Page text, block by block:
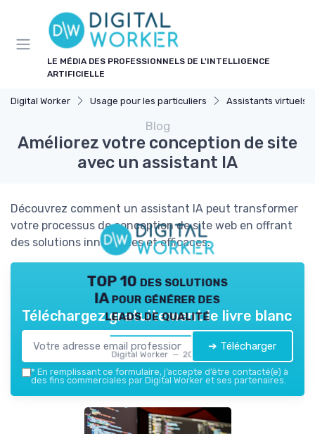
LE MÉDIA DES PROFESSIONNELS DE L'INTELLIGENCE
ARTIFICIELLE
Digital Worker Usage pour les particuliers Assistants virtuels
Blog
Améliorez votre conception de site
avec un assistant IA
Découvrez comment un assistant IA peut transformer
votre processus de conception de site web en offrant
des solutions innovantes et efficaces.
TOP 10 des solutions
IA pour générer des
leads de qualité
Digital Worker — 2026
Téléchargez gratuitement le livre blanc
➔ Télécharger
* En remplissant ce formulaire, j’accepte d’être contacté(e) à
des fins commerciales par Digital Worker et ses partenaires.